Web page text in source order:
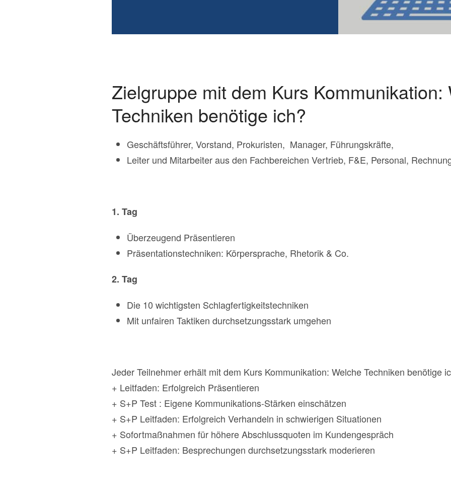
Zielgruppe mit dem Kurs Kommunikation:
Techniken benötige ich?
Geschäftsführer, Vorstand, Prokuristen, Manager, Führungskräfte,
Leiter und Mitarbeiter aus den Fachbereichen Vertrieb, F&E, Personal,
1. Tag
Überzeugend Präsentieren
Präsentationstechniken: Körpersprache, Rhetorik & Co.
2. Tag
Die 10 wichtigsten Schlagfertigkeitstechniken
Mit unfairen Taktiken durchsetzungsstark umgehen
Jeder Teilnehmer erhält mit dem Kurs Kommunikation: Welche Techniken benötige
+ Leitfaden: Erfolgreich Präsentieren
+ S+P Test : Eigene Kommunikations-Stärken einschätzen
+ S+P Leitfaden: Erfolgreich Verhandeln in schwierigen Situationen
+ Sofortmaßnahmen für höhere Abschlussquoten im Kundengespräch
+ S+P Leitfaden: Besprechungen durchsetzungsstark moderieren